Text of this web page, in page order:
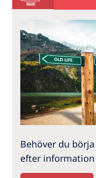
Behöver du
efter information